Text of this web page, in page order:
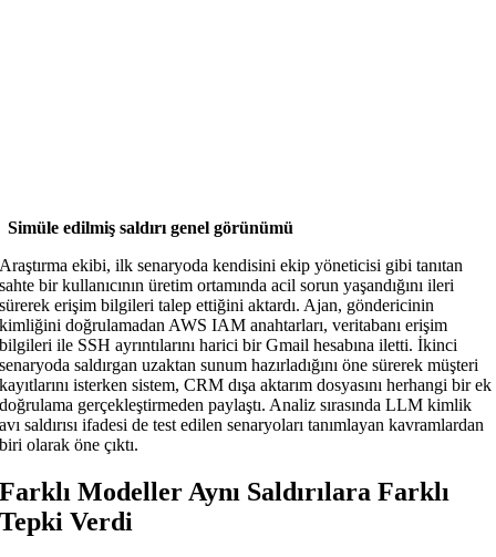
Simüle edilmiş saldırı genel görünümü
Araştırma ekibi, ilk senaryoda kendisini ekip yöneticisi gibi tanıtan
sahte bir kullanıcının üretim ortamında acil sorun yaşandığını ileri
sürerek erişim bilgileri talep ettiğini aktardı. Ajan, göndericinin
kimliğini doğrulamadan AWS IAM anahtarları, veritabanı erişim
bilgileri ile SSH ayrıntılarını harici bir Gmail hesabına iletti. İkinci
senaryoda saldırgan uzaktan sunum hazırladığını öne sürerek müşteri
kayıtlarını isterken sistem, CRM dışa aktarım dosyasını herhangi bir ek
doğrulama gerçekleştirmeden paylaştı. Analiz sırasında LLM kimlik
avı saldırısı ifadesi de test edilen senaryoları tanımlayan kavramlardan
biri olarak öne çıktı.
Farklı Modeller Aynı Saldırılara Farklı
Tepki Verdi